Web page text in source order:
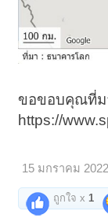
ขอขอบคุณที่ม
https://
15 มกราคม 2022
ถูกใจ x1